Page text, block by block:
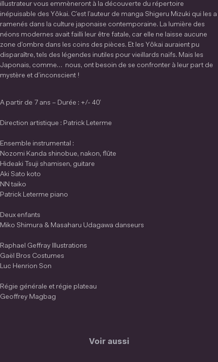
illustrateur vous emmèneront à la découverte du répertoire
inépuisable des Yôkai. C’est l’auteur de manga Shigeru Mizuki qui les a
ramenés dans la culture japonaise contemporaine. La lumière des
néons modernes avait failli leur être fatale, car elle ne laisse aucune
zone d’ombre dans les coins des pièces. Et les Yôkai auraient pu
disparaître, tels des légendes inutiles pour vieillards naïfs. Mais les
Japonais, comme… nous, ont besoin de se confronter à leur part de
mystère et d’inconscient !
A partir de 7 ans – Durée : +/- 40’
Direction artistique : Patrick Leterme
Ensemble instrumental :
Nozomi Kanda shinobue, nakon, flûte
Hideaki Tsuji shamisen, guitare
Aki Sato koto
NN taiko
Patrick Leterme piano
Deux enfants
Miko Shimura & Masaharu Udagawa danseurs
Raphael Geffray Illustrations
Gaël Bros Costumes
Luc Henrion Son
Régie générale et régie plateau
Geoffrey Magbag
Voir aussi